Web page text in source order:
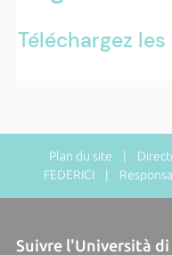
Téléchargez
Plan du site |
FEDERICI |
Suivre l'Università di